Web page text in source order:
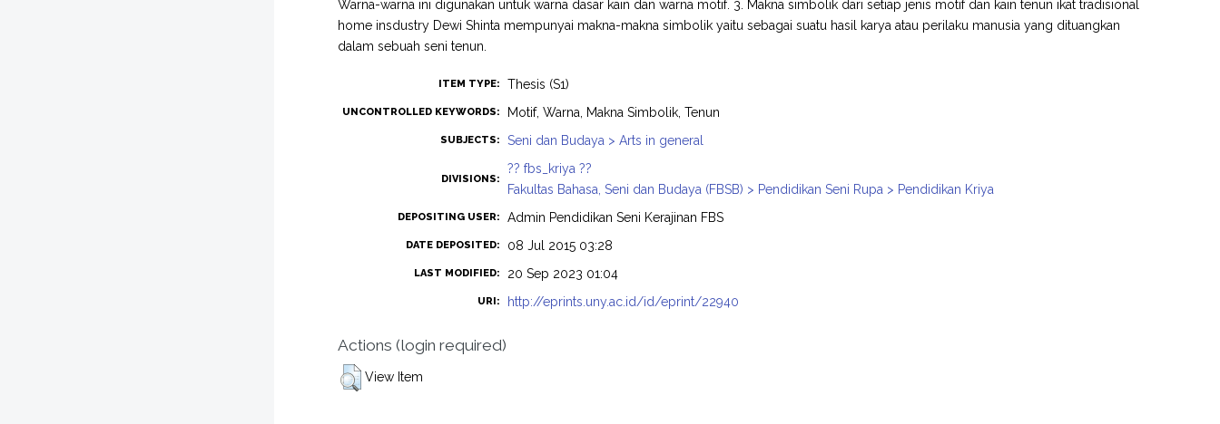
Warna-warna ini digunakan untuk warna dasar kain dan warna motif. 3. Makna simbolik dari setiap jenis motif dan kain tenun ikat tradisional
home insdustry Dewi Shinta mempunyai makna-makna simbolik yaitu sebagai suatu hasil karya atau perilaku manusia yang dituangkan
dalam sebuah seni tenun.
ITEM TYPE: Thesis (S1)
UNCONTROLLED KEYWORDS: Motif, Warna, Makna Simbolik, Tenun
SUBJECTS: Seni dan Budaya > Arts in general
DIVISIONS:
?? fbs_kriya ??
Fakultas Bahasa, Seni dan Budaya (FBSB) > Pendidikan Seni Rupa > Pendidikan Kriya
DEPOSITING USER: Admin Pendidikan Seni Kerajinan FBS
DATE DEPOSITED: 08 Jul 2015 03:28
LAST MODIFIED: 20 Sep 2023 01:04
URI: http://eprints.uny.ac.id/id/eprint/22940
Actions (login required)
View Item